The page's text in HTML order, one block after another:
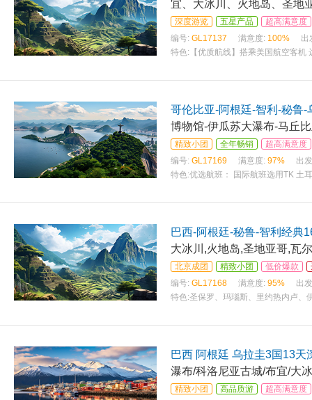
宜、大冰川、火地岛、圣地
深度游览 五星产品
超高满意度
编号: GL17137 满意度: 100%
出
特色: 【优质航线】搭乘美国航空客
哥伦比亚-阿根廷-智利-秘鲁-
博物馆-伊瓜苏大瀑布-马丘
精致小团 全年畅销
超高满意度
编号: GL17169 满意度: 97%
出
特色:优选航班： 国际航班选用TK 土
巴西-阿根廷-秘鲁-智利经典
大冰川,火地岛,圣地亚哥,瓦
北京成团 精致小团 低价爆款
编号: GL17168 满意度: 95%
出
特色:圣保罗、玛瑙斯、里约热内卢、
巴西 阿根廷 乌拉圭3国13天
瀑布/科洛尼亚古城/布宜/大
精致小团 高品质游
超高满意度